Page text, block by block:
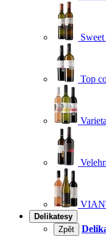
Top
Delikatesy
Zpět